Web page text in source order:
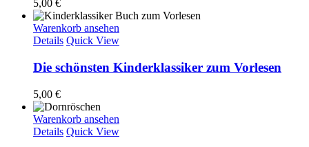
5,00 €
Warenkorb ansehen
Details Quick View
Die schönsten Kinderklassiker zum Vorlesen
5,00 €
Warenkorb ansehen
Details Quick View